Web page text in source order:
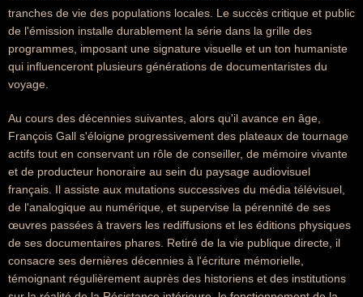
tranches de vie des populations locales. Le succès critique et public
de l'émission installe durablement la série dans la grille des
programmes, imposant une signature visuelle et un ton humaniste
qui influenceront plusieurs générations de documentaristes du
voyage.
Au cours des décennies suivantes, alors qu'il avance en âge,
François Gall s'éloigne progressivement des plateaux de tournage
actifs tout en conservant un rôle de conseiller, de mémoire vivante
et de producteur honoraire au sein du paysage audiovisuel
français. Il assiste aux mutations successives du média télévisuel,
de l'analogique au numérique, et supervise la pérennité de ses
œuvres passées à travers les rediffusions et les éditions physiques
de ses documentaires phares. Retiré de la vie publique directe, il
consacre ses dernières décennies à l'écriture mémorielle,
témoignant régulièrement auprès des historiens et des institutions